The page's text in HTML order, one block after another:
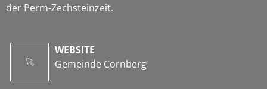
der Perm-Zechsteinzeit.
WEBSITE
Gemeinde Cornberg